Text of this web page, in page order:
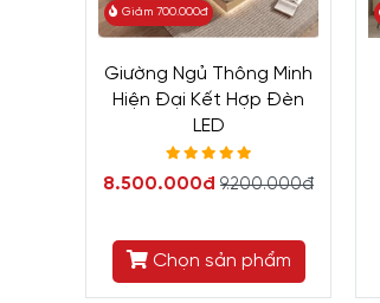
Giảm 700.000đ
Giường Ngủ Thông Minh
Hiện Đại Kết Hợp Đèn
LED
8.500.000đ 9.200.000đ
Chọn sản phẩm